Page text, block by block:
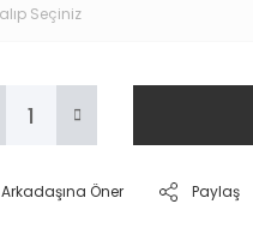
Arkadaşına Öner Paylaş